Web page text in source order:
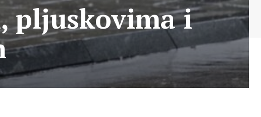
pljuskovima i